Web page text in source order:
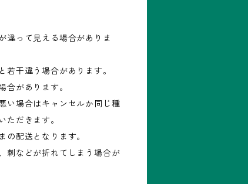
違って見える場合がありま
干違う場合があります。
があります。
い場合はキャンセルか同じ種
ただきます。
配送となります。
刺などが折れてしまう場合が